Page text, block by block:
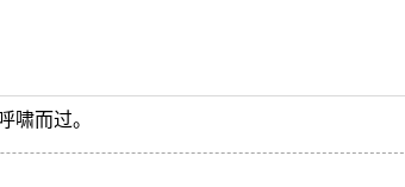
啸而过。